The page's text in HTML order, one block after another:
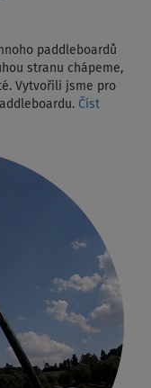
paddleboardů
stranu chápeme,
Vytvořili jsme pro
Číst